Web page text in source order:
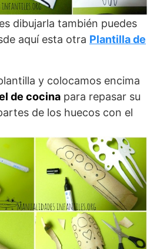
dibujarla también puedes
aquí esta otra Plantilla de
y colocamos encima
de cocina para repasar su
de los huecos con el